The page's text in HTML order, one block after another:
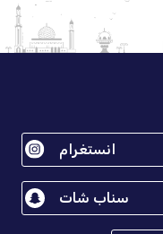
انستغرام
سناب شات